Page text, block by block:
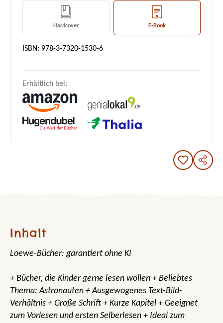
Hardcover E-Book
ISBN: 978-3-7320-1530-6
Erhältlich bei:
Inhalt
Loewe-Bücher: garantiert ohne KI
+ Bücher, die Kinder gerne lesen wollen + Beliebtes
Thema: Astronauten + Ausgewogenes Text-Bild-
Verhältnis + Große Schrift + Kurze Kapitel + Geeignet
zum Vorlesen und ersten Selberlesen + Ideal zum